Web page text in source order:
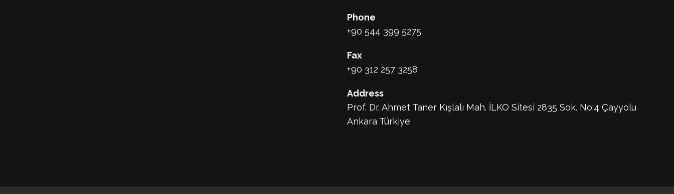
Phone
+90 544 399 5275
Fax
+90 312 257 3258
Address
Prof. Dr. Ahmet Taner Kışlalı Mah. İLKO Sitesi 2835 Sok. No:4 Çayyolu
Ankara Türkiye